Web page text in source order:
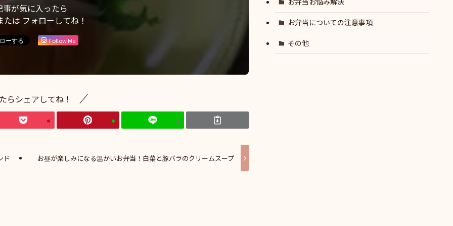
事が気に入ったら
は フォローしてね！
Follow Me
らシェアしてね！
ド お昼が楽しみになる温かいお弁当！白菜と豚バラのクリームスープ
お弁当についての注意事項
その他